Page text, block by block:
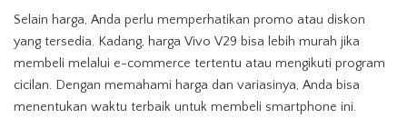
Selain harga, Anda perlu memperhatikan promo atau diskon
yang tersedia. Kadang, harga Vivo V29 bisa lebih murah jika
membeli melalui e-commerce tertentu atau mengikuti program
cicilan. Dengan memahami harga dan variasinya, Anda bisa
menentukan waktu terbaik untuk membeli smartphone ini.